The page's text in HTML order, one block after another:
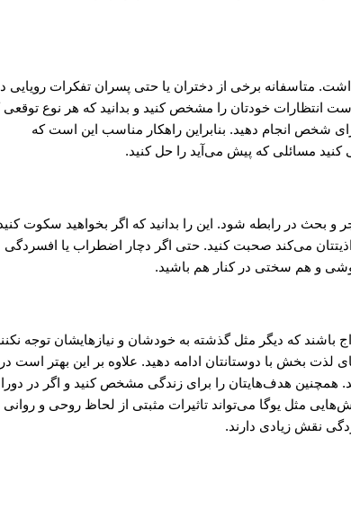
متاسفانه برخی از دختران یا حتی پسران تفکرات رویایی
انتظارات خودتان را مشخص کنید و بدانید که هر نوع توقعی
شخص انجام دهید. بنابراین راهکار مناسب این است که
کنید مسائلی که پیش می‌آید را حل کنید.
در رابطه شود. این را بدانید که اگر بخواهید سکوت
اذیتتان می‌کند صحبت کنید. حتی اگر دچار اضطراب یا افسردگی
و هم سختی در کنار هم باشید.
که دیگر مثل گذشته به خودشان و نیازهایشان توجه
بخش با دوستانتان ادامه دهید. علاوه بر این بهتر است
همچنین هدف‌هایتان را برای زندگی مشخص کنید و اگر در
مثل یوگا می‌تواند تاثیرات مثبتی از لحاظ روحی و روانی
نقش زیادی دارند.